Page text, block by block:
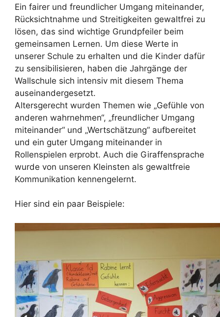
Ein fairer und freundlicher Umgang miteinander,
Rücksichtnahme und Streitigkeiten gewaltfrei zu
lösen, das sind wichtige Grundpfeiler beim
gemeinsamen Lernen. Um diese Werte in
unserer Schule zu erhalten und die Kinder dafür
zu sensibilisieren, haben die Jahrgänge der
Wallschule sich intensiv mit diesem Thema
auseinandergesetzt.
Altersgerecht wurden Themen wie „Gefühle von
anderen wahrnehmen“, „freundlicher Umgang
miteinander“ und „Wertschätzung“ aufbereitet
und ein guter Umgang miteinander in
Rollenspielen erprobt. Auch die Giraffensprache
wurde von unseren Kleinsten als gewaltfreie
Kommunikation kennengelernt.
Hier sind ein paar Beispiele: